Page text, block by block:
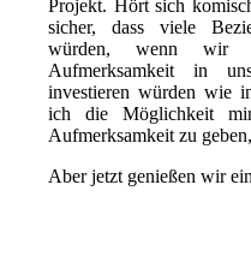
Projekt. Hört sich
sicher, dass viele
würden, wenn wir
Aufmerksamkeit in
investieren würden wie
ich die Möglichkeit
Aufmerksamkeit zu
Aber jetzt genießen wir